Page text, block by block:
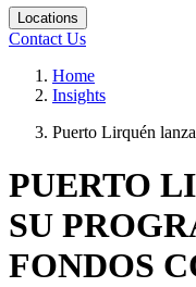
Locations
Contact Us
Home
Insights
Puerto Lirquén
PUERTO
SU
FONDOS